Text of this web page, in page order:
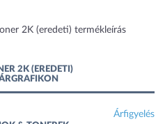
2K (eredeti) termékleírás
2K (EREDETI)
Árfigyelés